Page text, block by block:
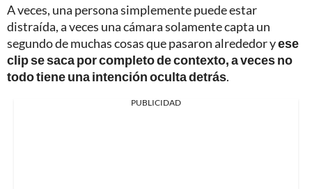
A veces, una persona simplemente puede estar
distraída, a veces una cámara solamente capta un
segundo de muchas cosas que pasaron alrededor yese
clip se saca por completo de contexto, a veces no
todo tiene una intención oculta detrás.
PUBLICIDAD